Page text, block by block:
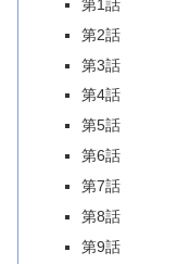
第1話
第2話
第3話
第4話
第5話
第6話
第7話
第8話
第9話